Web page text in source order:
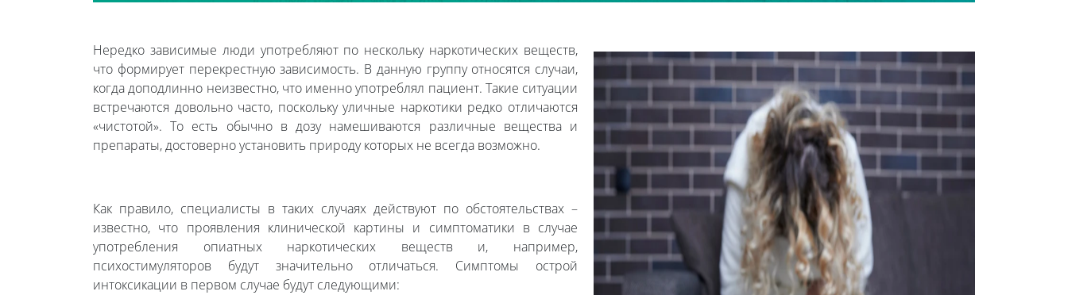
Нередко зависимые люди употребляют по нескольку наркотических веществ,
что формирует перекрестную зависимость. В данную группу относятся случаи,
когда доподлинно неизвестно, что именно употреблял пациент. Такие ситуации
встречаются довольно часто, поскольку уличные наркотики редко отличаются
«чистотой». То есть обычно в дозу намешиваются различные вещества и
препараты, достоверно установить природу которых не всегда возможно.
Как правило, специалисты в таких случаях действуют по обстоятельствах –
известно, что проявления клинической картины и симптоматики в случае
употребления опиатных наркотических веществ и, например,
психостимуляторов будут значительно отличаться. Симптомы острой
интоксикации в первом случае будут следующими: